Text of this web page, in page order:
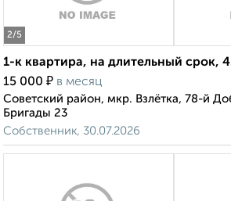
2/5
1-к квартира, на длительный срок,
15 000 ₽ в месяц
Советский район, мкр. Взлётка, 78-й
Бригады 23
Собственник, 30.07.2026